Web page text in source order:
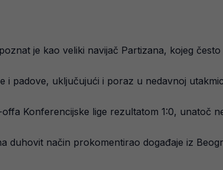
je kao veliki navijač Partizana, kojeg
padove, uključujući i poraz u nedavnoj
Konferencijske lige rezultatom 1:0, unatoč
duhovit način prokomentirao događaje iz